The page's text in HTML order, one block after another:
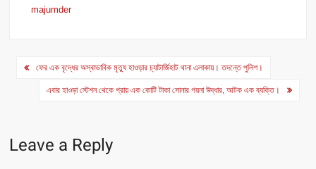
majumder
Post
navigation
ফের এক বৃদ্ধের অস্বাভাবিক মৃত্যু হাওড়ার চ্যাটার্জিহাট থানা এলাকায়। তদন্তে পুলিশ।
এবার হাওড়া স্টেশন থেকে প্রায় এক কোটি টাকা সোনার গয়না উদ্ধার, আটক এক ব্যক্তি।
Leave a Reply